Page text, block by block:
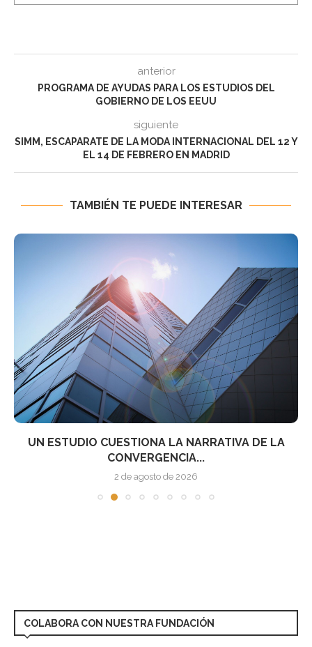
anterior
PROGRAMA DE AYUDAS PARA LOS ESTUDIOS DEL
GOBIERNO DE LOS EEUU
siguiente
SIMM, ESCAPARATE DE LA MODA INTERNACIONAL DEL 12 Y
EL 14 DE FEBRERO EN MADRID
TAMBIÉN TE PUEDE INTERESAR
UN ESTUDIO CUESTIONA LA NARRATIVA DE LA
CONVERGENCIA...
2 de agosto de 2026
COLABORA CON NUESTRA FUNDACIÓN